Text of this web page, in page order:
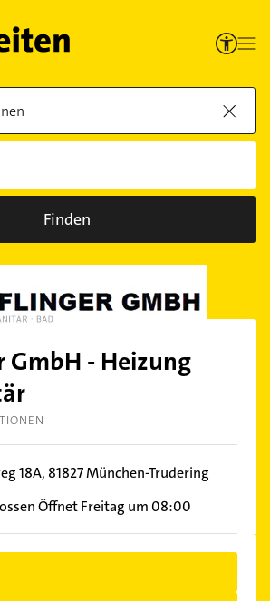
Finden
GmbH - Heizung
18A, 81827München-Trudering
Öffnet Freitag um 08:00